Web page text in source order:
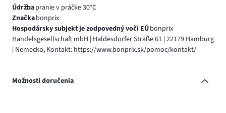
Údržbapranie v práčke 30°C
Značkabonprix
Hospodársky subjekt je zodpovedný voči EÚbonprix
Handelsgesellschaft mbH | Haldesdorfer Straße 61 | 22179 Hamburg
| Nemecko, Kontakt: https://www.bonprix.sk/pomoc/kontakt/
Možnosti doručenia